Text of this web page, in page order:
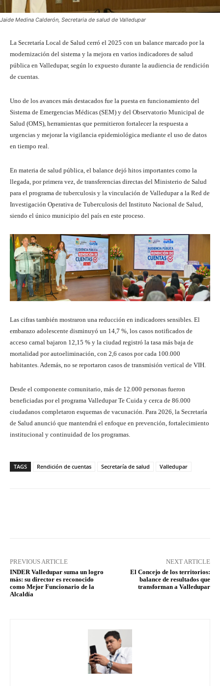
Jaide Medina Calderón, Secretaria de salud de Valledupar
La Secretaría Local de Salud cerró el 2025 con un balance marcado por la
modernización del sistema y la mejora en varios indicadores de salud
pública en Valledupar, según lo expuesto durante la audiencia de rendición
de cuentas.
Uno de los avances más destacados fue la puesta en funcionamiento del
Sistema de Emergencias Médicas (SEM) y del Observatorio Municipal de
Salud (OMS), herramientas que permitieron fortalecer la respuesta a
urgencias y mejorar la vigilancia epidemiológica mediante el uso de datos
en tiempo real.
En materia de salud pública, el balance dejó hitos importantes como la
llegada, por primera vez, de transferencias directas del Ministerio de Salud
para el programa de tuberculosis y la vinculación de Valledupar a la Red de
Investigación Operativa de Tuberculosis del Instituto Nacional de Salud,
siendo el único municipio del país en este proceso.
Las cifras también mostraron una reducción en indicadores sensibles. El
embarazo adolescente disminuyó un 14,7 %, los casos notificados de
acceso carnal bajaron 12,15 % y la ciudad registró la tasa más baja de
mortalidad por autoeliminación, con 2,6 casos por cada 100.000
habitantes. Además, no se reportaron casos de transmisión vertical de VIH.
Desde el componente comunitario, más de 12.000 personas fueron
beneficiadas por el programa Valledupar Te Cuida y cerca de 86.000
ciudadanos completaron esquemas de vacunación. Para 2026, la Secretaría
de Salud anunció que mantendrá el enfoque en prevención, fortalecimiento
institucional y continuidad de los programas.
TAGS Rendición de cuentas Secretaría de salud Valledupar
PREVIOUS ARTICLE
INDER Valledupar suma un logro
más: su director es reconocido
como Mejor Funcionario de la
Alcaldía
NEXT ARTICLE
El Concejo de los territorios:
balance de resultados que
transforman a Valledupar